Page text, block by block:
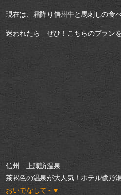
現在は、霜降り信州牛と馬刺しの食
迷われたら ぜひ！こちらのプラン
信州 上諏訪温泉
茶褐色の温泉が大人気！ホテル鷺乃
おいでなして～♥